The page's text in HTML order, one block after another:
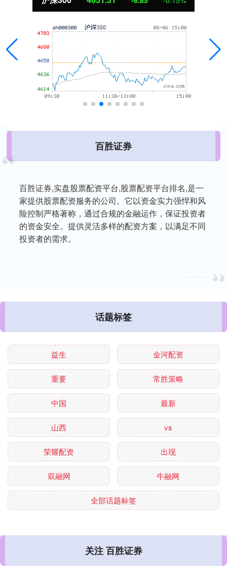
百胜证券
百胜证券,实盘股票配资平台,股票配资平台排名,是一
家提供股票配资服务的公司。它以资金实力强悍和风
险控制严格著称，通过合规的金融运作，保证投资者
的资金安全。提供灵活多样的配资方案，以满足不同
投资者的需求。
话题标签
益生 金河配资
重要 常胜策略
中国 最新
山西 vs
荣耀配资 出现
双融网 牛融网
全部话题标签
关注 百胜证券